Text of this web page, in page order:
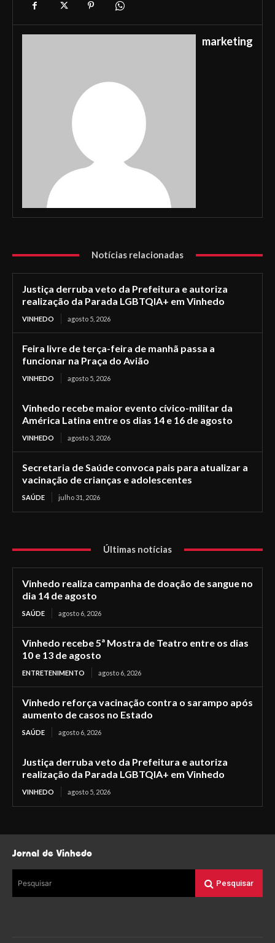
marketing
Notícias relacionadas
Justiça derruba veto da Prefeitura e autoriza
realização da Parada LGBTQIA+ em Vinhedo
VINHEDO agosto 5, 2026
Feira livre de terça-feira de manhã passa a
funcionar na Praça do Avião
VINHEDO agosto 5, 2026
Vinhedo recebe maior evento cívico-militar da
América Latina entre os dias 14 e 16 de agosto
VINHEDO agosto 3, 2026
Secretaria de Saúde convoca pais para atualizar a
vacinação de crianças e adolescentes
SAÚDE julho 31, 2026
Últimas notícias
Vinhedo realiza campanha de doação de sangue no
dia 14 de agosto
SAÚDE agosto 6, 2026
Vinhedo recebe 5ª Mostra de Teatro entre os dias
10 e 13 de agosto
ENTRETENIMENTO agosto 6, 2026
Vinhedo reforça vacinação contra o sarampo após
aumento de casos no Estado
SAÚDE agosto 6, 2026
Justiça derruba veto da Prefeitura e autoriza
realização da Parada LGBTQIA+ em Vinhedo
VINHEDO agosto 5, 2026
Jornal de Vinhedo
Pesquisar Pesquisar